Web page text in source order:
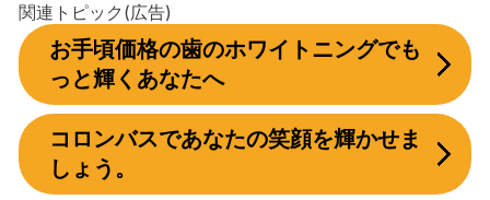
関連トピック(広告)
お手頃価格の歯のホワイトニングでも
っと輝くあなたへ
コロンバスであなたの笑顔を輝かせま
しょう。